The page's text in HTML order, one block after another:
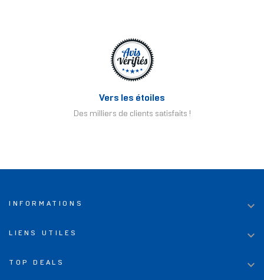
Vers les étoiles
Des milliers de clients satisfaits !
INFORMATIONS 
LIENS UTILES 
TOP DEALS 